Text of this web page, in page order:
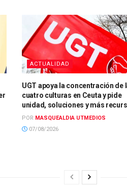
ACTUALIDAD
UGT apoya la concentración de
cuatro culturas en Ceuta y pide
unidad, soluciones y más
POR MASQUEALDIA UTMEDIOS
07/08/2026